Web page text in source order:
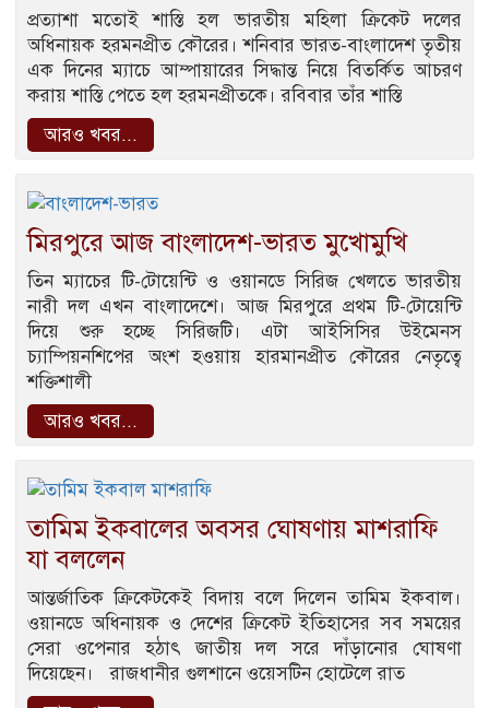
প্রত্যাশা মতোই শাস্তি হল ভারতীয় মহিলা ক্রিকেট দলের
অধিনায়ক হরমনপ্রীত কৌরের। শনিবার ভারত-বাংলাদেশ তৃতীয়
এক দিনের ম্যাচে আম্পায়ারের সিদ্ধান্ত নিয়ে বিতর্কিত আচরণ
করায় শাস্তি পেতে হল হরমনপ্রীতকে। রবিবার তাঁর শাস্তি
আরও খবর...
মিরপুরে আজ বাংলাদেশ-ভারত মুখোমুখি
তিন ম্যাচের টি-টোয়েন্টি ও ওয়ানডে সিরিজ খেলতে ভারতীয়
নারী দল এখন বাংলাদেশে। আজ মিরপুরে প্রথম টি-টোয়েন্টি
দিয়ে শুরু হচ্ছে সিরিজটি। এটা আইসিসির উইমেনস
চ্যাম্পিয়নশিপের অংশ হওয়ায় হারমানপ্রীত কৌরের নেতৃত্বে
শক্তিশালী
আরও খবর...
তামিম ইকবালের অবসর ঘোষণায় মাশরাফি
যা বললেন
আন্তর্জাতিক ক্রিকেটকেই বিদায় বলে দিলেন তামিম ইকবাল।
ওয়ানডে অধিনায়ক ও দেশের ক্রিকেট ইতিহাসের সব সময়ের
সেরা ওপেনার হঠাৎ জাতীয় দল সরে দাঁড়ানোর ঘোষণা
দিয়েছেন। রাজধানীর গুলশানে ওয়েসটিন হোটেলে রাত